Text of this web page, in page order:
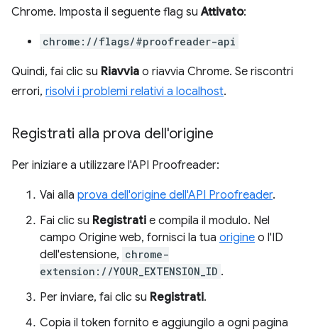
Chrome. Imposta il seguente flag suAttivato:
chrome://flags/#proofreader-api
Quindi, fai clic su Riavvia o riavvia Chrome. Se riscontri
errori, risolvi i problemi relativi a localhost.
Registrati alla prova dell'origine
Per iniziare a utilizzare l'API Proofreader:
Vai alla prova dell'origine dell'API Proofreader.
Fai clic su Registrati e compila il modulo. Nel
campo Origine web, fornisci la tua origine o l'ID
dell'estensione, chrome-
extension://YOUR_EXTENSION_ID .
Per inviare, fai clic su Registrati.
Copia il token fornito e aggiungilo a ogni pagina